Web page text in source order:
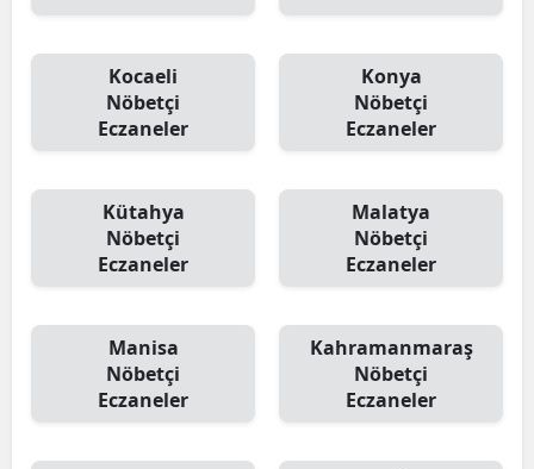
Kocaeli
Nöbetçi
Eczaneler
Konya
Nöbetçi
Eczaneler
Kütahya
Nöbetçi
Eczaneler
Malatya
Nöbetçi
Eczaneler
Manisa
Nöbetçi
Eczaneler
Kahramanmaraş
Nöbetçi
Eczaneler